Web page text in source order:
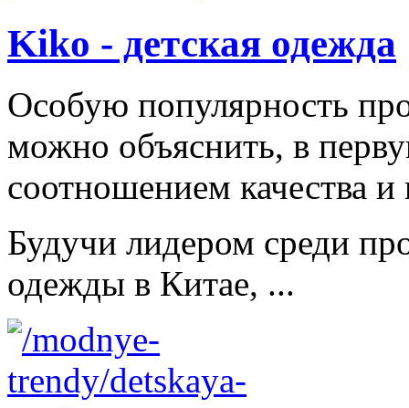
Kiko - детская одежда
Особую популярность
можно объяснить, в
соотношением качества
Будучи лидером среди
одежды в Китае, ...